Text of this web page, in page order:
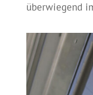
überwiegend